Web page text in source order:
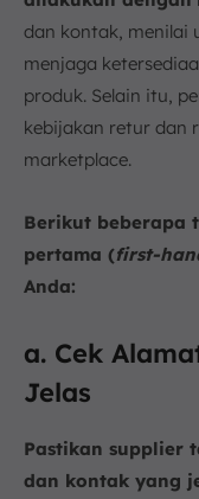
dan kontak, menilai
menjaga
produk. Selain itu,
kebijakan retur dan
marketplace.
Berikut beberapa
pertama (first-
Anda:
a. Cek
Jelas
Pastikan supplier
dan kontak yang